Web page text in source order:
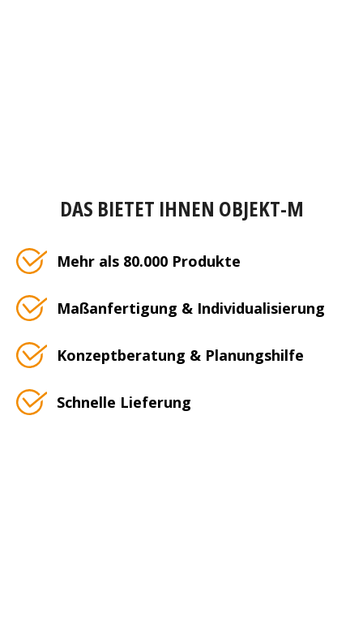
DAS BIETET IHNEN OBJEKT-M
Mehr als 80.000 Produkte
Maßanfertigung & Individualisierung
Konzeptberatung & Planungshilfe
Schnelle Lieferung